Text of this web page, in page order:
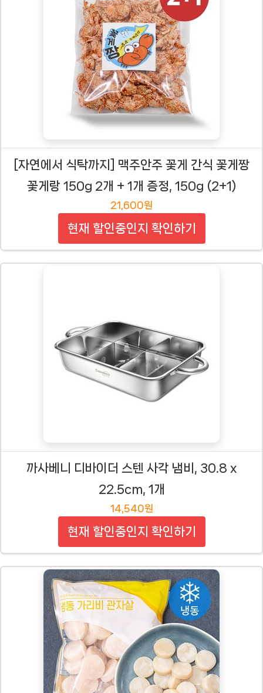
[자연에서 식탁까지] 맥주안주 꽃게 간식 꽃게짱
꽃게랑 150g 2개 + 1개 증정, 150g (2+1)
21,600원
현재 할인중인지 확인하기
까사베니 디바이더 스텐 사각 냄비, 30.8 x
22.5cm, 1개
14,540원
현재 할인중인지 확인하기